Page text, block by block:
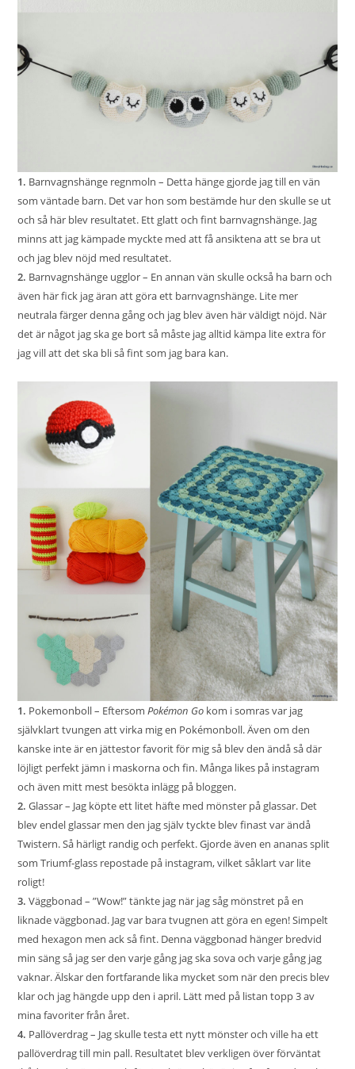
1. Barnvagnshänge regnmoln – Detta hänge gjorde jag till en vän
som väntade barn. Det var hon som bestämde hur den skulle se ut
och så här blev resultatet. Ett glatt och fint barnvagnshänge. Jag
minns att jag kämpade myckte med att få ansiktena att se bra ut
och jag blev nöjd med resultatet.
2. Barnvagnshänge ugglor– En annan vän skulle också ha barn och
även här fick jag äran att göra ett barnvagnshänge. Lite mer
neutrala färger denna gång och jag blev även här väldigt nöjd. När
det är något jag ska ge bort så måste jag alltid kämpa lite extra för
jag vill att det ska bli så fint som jag bara kan.
1. Pokemonboll– EftersomPokémon Go kom i somras var jag
självklart tvungen att virka mig en Pokémonboll. Även om den
kanske inte är en jättestor favorit för mig så blev den ändå så där
löjligt perfekt jämn i maskorna och fin. Många likes på instagram
och även mitt mest besökta inlägg på bloggen.
2. Glassar– Jag köpte ett litet häfte med mönster på glassar. Det
blev endel glassar men den jag själv tyckte blev finast var ändå
Twistern. Så härligt randig och perfekt. Gjorde även en ananas split
som Triumf-glass repostade på instagram, vilket såklart var lite
roligt!
3. Väggbonad – ”Wow!” tänkte jag när jag såg mönstret på en
liknade väggbonad. Jag var bara tvugnen att göra en egen! Simpelt
med hexagon men ack så fint. Denna väggbonad hänger bredvid
min säng så jag ser den varje gång jag ska sova och varje gång jag
vaknar. Älskar den fortfarande lika mycket som när den precis blev
klar och jag hängde upp den i april. Lätt med på listan topp 3 av
mina favoriter från året.
4. Pallöverdrag– Jag skulle testa ett nytt mönster och ville ha ett
pallöverdrag till min pall. Resultatet blev verkligen över förväntat